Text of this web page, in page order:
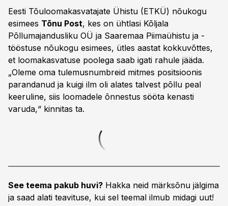
Eesti Tõuloomakasvatajate Ühistu (ETKÜ) nõukogu
esimees Tõnu Post, kes on ühtlasi Kõljala
Põllumajandusliku OÜ ja Saaremaa Piimaühistu ja -
tööstuse nõukogu esimees, ütles aastat kokkuvõttes,
et loomakasvatuse poolega saab igati rahule jääda.
„Oleme oma tulemusnumbreid mitmes positsioonis
parandanud ja kuigi ilm oli alates talvest põllu peal
keeruline, siis loomadele õnnestus sööta kenasti
varuda,“ kinnitas ta.
See teema pakub huvi? Hakka neid märksõnu jälgima
ja saad alati teavituse, kui sel teemal ilmub midagi uut!